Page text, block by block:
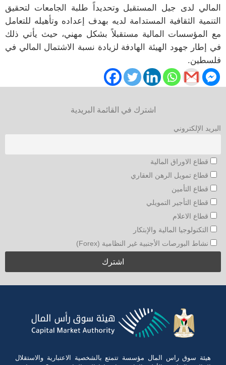
المالي لدى جيل المستقبل وتحديداً طلبة الجامعات لتحقيق
التنمية الثقافية المستدامة لديه بهدف إعداده وتأهيله للتعامل
مع المؤسسات المالية مستقبلاً بشكل مهني، حيث يأتي ذلك
في إطار جهود الهيئة الهادفة لزيادة نسبة الاشتمال المالي في
فلسطين.
اشترك في القائمة البريدية
البريد الإلكتروني
قطاع الاوراق المالية
قطاع تمويل الرهن العقاري
قطاع التأمين
قطاع التأجير التمويلي
قطاع الاعلام
التكنولوجيا المالية والإبتكار
نشاط البورصات الأجنبية غير النظامية (Forex)
هيئة سوق راس المال مؤسسة تتمتع بالشخصية الاعتبارية والاستقلال